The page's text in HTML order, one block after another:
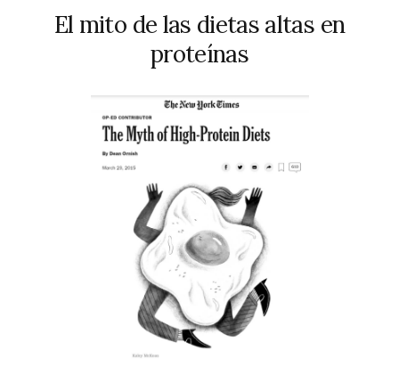
El mito de las dietas altas en
proteínas